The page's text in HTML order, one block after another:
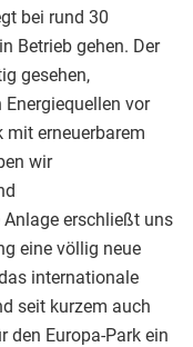
bei rund 30
Betrieb gehen. Der
gesehen,
vor
erneuerbarem
wir
erschließt uns
eine völlig neue
internationale
seit kurzem auch
den Europa-Park ein